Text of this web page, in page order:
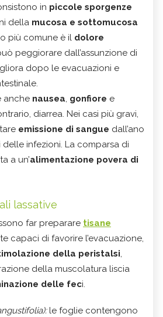
in piccole sporgenze
della mucosa e sottomucosa
più comune è il dolore
peggiorare dall’assunzione di
dopo le evacuazioni e
anche nausea, gonfiore e
diarrea. Nei casi più gravi,
emissione di sangue dall’ano
delle infezioni. La comparsa di
a un’alimentazione povera di
lassative
far preparare tisane
capaci di favorire l’evacuazione,
della peristalsi,
della muscolatura liscia
delle feci.
le foglie contengono